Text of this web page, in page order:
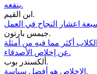
ينفعه.
ابن القيم.
جيمس بارتون.
أكثر مما فيه من أمثلة
عن إخلاص الأصدقاء.
ألكسندر بوب.
الاخلاص هو أفضل سياسة.